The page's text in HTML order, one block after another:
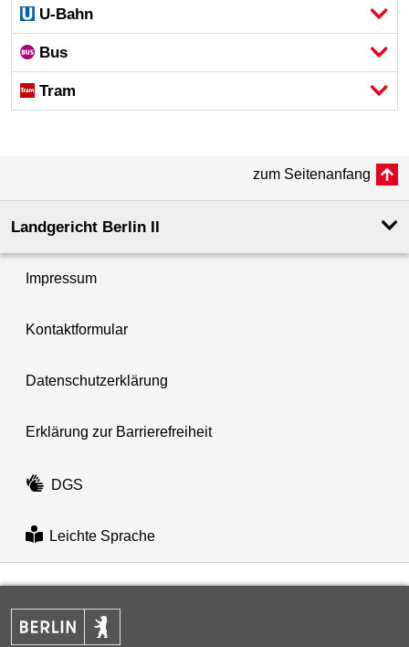
U-Bahn
Bus
Tram
zum Seitenanfang
Landgericht Berlin II
Impressum
Kontaktformular
Datenschutzerklärung
Erklärung zur Barrierefreiheit
DGS
Leichte Sprache